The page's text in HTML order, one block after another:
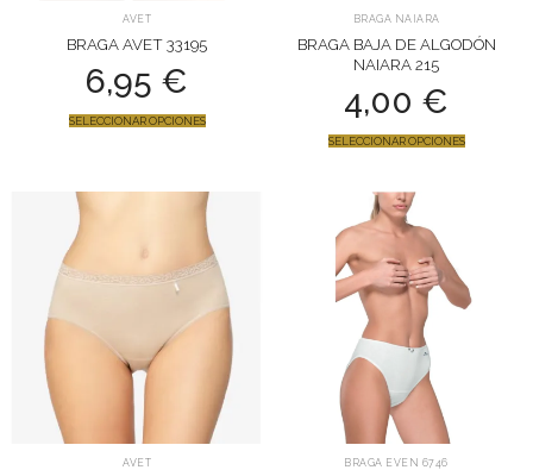
AVET
BRAGA AVET 33195
6,95 €
SELECCIONAR OPCIONES
BRAGA NAIARA
BRAGA BAJA DE ALGODÓN
NAIARA 215
4,00 €
SELECCIONAR OPCIONES
AVET BRAGA EVEN 6746